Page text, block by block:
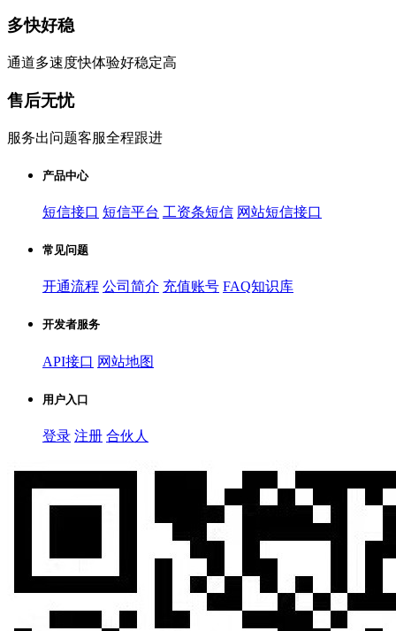
多快好稳
通道多速度快体验好稳定高
售后无忧
服务出问题客服全程跟进
产品中心
短信接口 短信平台 工资条短信 网站短信接口
常见问题
开通流程 公司简介 充值账号 FAQ知识库
开发者服务
API接口 网站地图
用户入口
登录 注册 合伙人